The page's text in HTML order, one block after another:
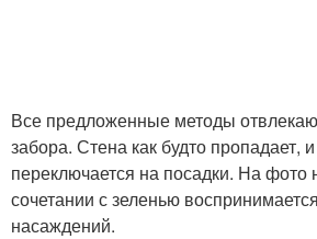
Все предложенные методы
забора. Стена как будто пропадает,
переключается на посадки. На фото
сочетании с зеленью
насаждений.